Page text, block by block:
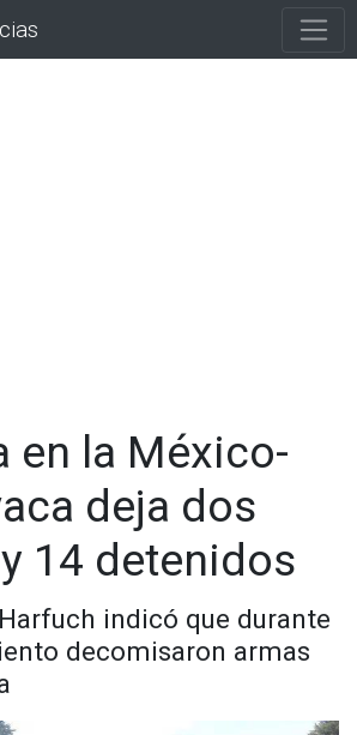
en la México-
deja dos
14 detenidos
indicó que durante
decomisaron armas